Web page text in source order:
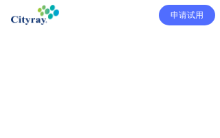
申请试用